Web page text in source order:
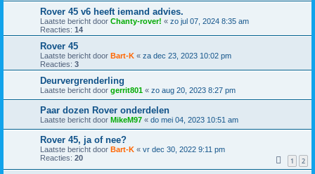
Rover 45 v6 heeft iemand advies.
Laatste bericht door Chanty-rover! « zo jul 07, 2024 8:35 am
Reacties: 14
Rover 45
Laatste bericht door Bart-K « za dec 23, 2023 10:02 pm
Reacties: 3
Deurvergrenderling
Laatste bericht door gerrit801 « zo aug 20, 2023 8:27 pm
Paar dozen Rover onderdelen
Laatste bericht door MikeM97 « do mei 04, 2023 10:51 am
Rover 45, ja of nee?
Laatste bericht door Bart-K « vr dec 30, 2022 9:11 pm
Reacties: 20 1 2